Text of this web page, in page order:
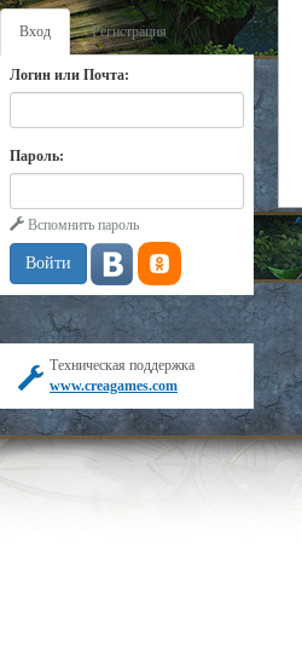
Вход Регистрация
Логин или Почта:
Пароль:
Вспомнить пароль
Техническая поддержка
www.creagames.com